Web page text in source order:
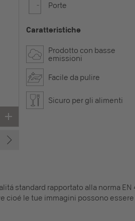
Porte
Caratteristiche
Prodotto con basse
emissioni
Facile da pulire
Sicuro per gli alimenti
standard rapportato alla norma
le tue immagini possono